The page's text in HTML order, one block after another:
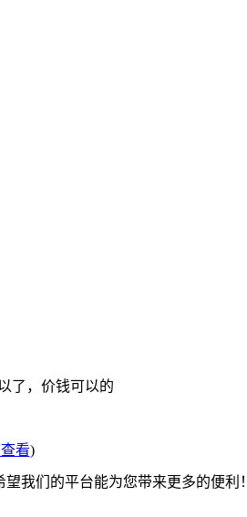
了，价钱可以的
看)
我们的平台能为您带来更多的便利！